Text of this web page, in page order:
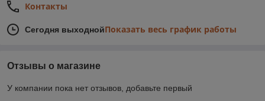
Контакты
Сегодня выходнойПоказать весь график работы
Отзывы о магазине
У компании пока нет отзывов, добавьте первый